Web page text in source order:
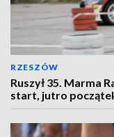
RZESZÓW
Ruszył 35. Marma
start, jutro